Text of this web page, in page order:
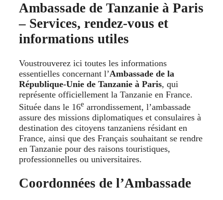
Ambassade de Tanzanie à Paris
– Services, rendez-vous et
informations utiles
Voustrouverez ici toutes les informations
essentielles concernant l’Ambassade de la
République-Unie de Tanzanie à Paris, qui
représente officiellement la Tanzanie en France.
Située dans le 16e arrondissement, l’ambassade
assure des missions diplomatiques et consulaires à
destination des citoyens tanzaniens résidant en
France, ainsi que des Français souhaitant se rendre
en Tanzanie pour des raisons touristiques,
professionnelles ou universitaires.
Coordonnées de l’Ambassade